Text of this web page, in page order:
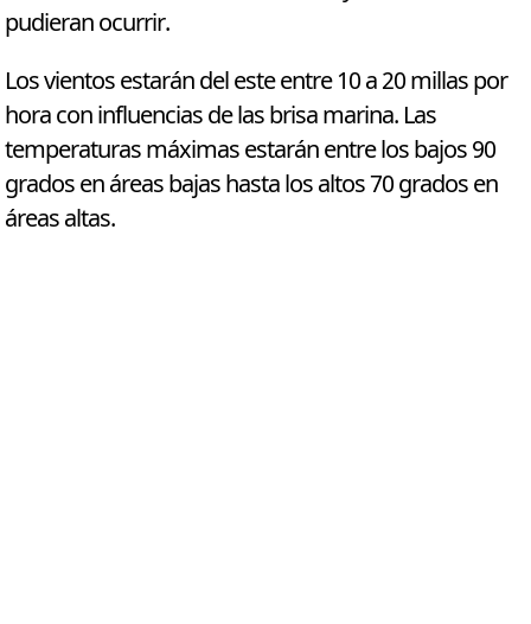
pudieran ocurrir.
Los vientos estarán del este entre 10 a 20 millas por
hora con influencias de las brisa marina. Las
temperaturas máximas estarán entre los bajos 90
grados en áreas bajas hasta los altos 70 grados en
áreas altas.